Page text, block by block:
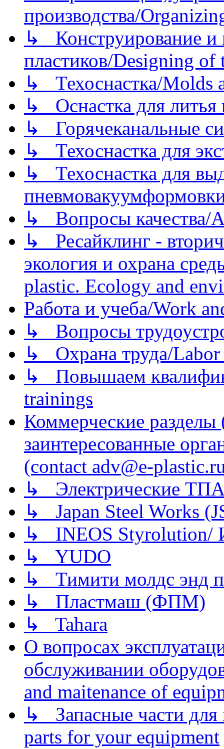
производства/
↳ Конструирование и
пластиков/Designing of
↳ Техоснастка/Molds
↳ Оснастка для литья
↳ Горячеканальные
↳ Техоснастка для
↳ Техоснастка для
↳ Вопросы качества/
↳ Ресайклинг -
экология и охрана
plastic. Ecology and
Работа и учеба/Work
↳ Вопросы
↳ Охрана труда/Labor
↳ Повышаем
trainings
Коммерческие
заинтересованные
(contact adv@e-
↳ Электрические
↳ Japan Steel Works
↳ INEOS
↳ YUDO
↳ Тимити молдс энд
↳ Пластмаш (ФПМ)
↳ Tahara
О вопросах
обслуживании
and maitenance of
↳ Запасные части для
parts for your equipment